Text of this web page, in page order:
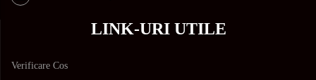
LINK-URI UTILE
Verificare Cos